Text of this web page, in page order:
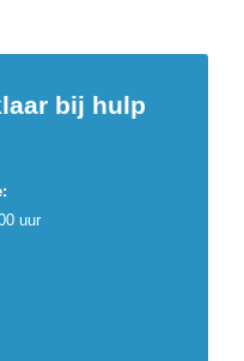
bij hulp
uur